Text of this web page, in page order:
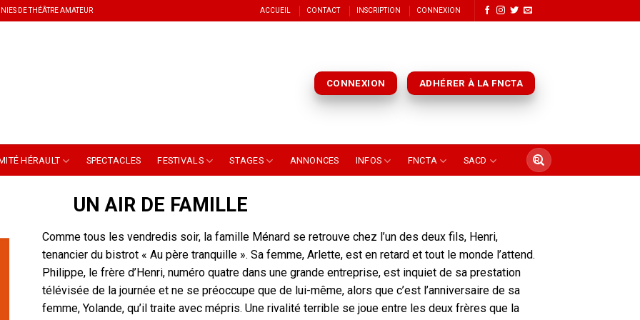
DE THÉÂTRE AMATEUR ACCUEIL CONTACT INSCRIPTION CONNEXION
CONNEXION ADHÉRER À LA FNCTA
HÉRAULT SPECTACLES FESTIVALS STAGES ANNONCES INFOS FNCTA SACD
UN AIR DE FAMILLE
Comme tous les vendredis soir, la famille Ménard se retrouve chez l’un des deux fils, Henri,
tenancier du bistrot « Au père tranquille ». Sa femme, Arlette, est en retard et tout le monde l’attend.
Philippe, le frère d’Henri, numéro quatre dans une grande entreprise, est inquiet de sa prestation
télévisée de la journée et ne se préoccupe que de lui-même, alors que c’est l’anniversaire de sa
femme, Yolande, qu’il traite avec mépris. Une rivalité terrible se joue entre les deux frères que la